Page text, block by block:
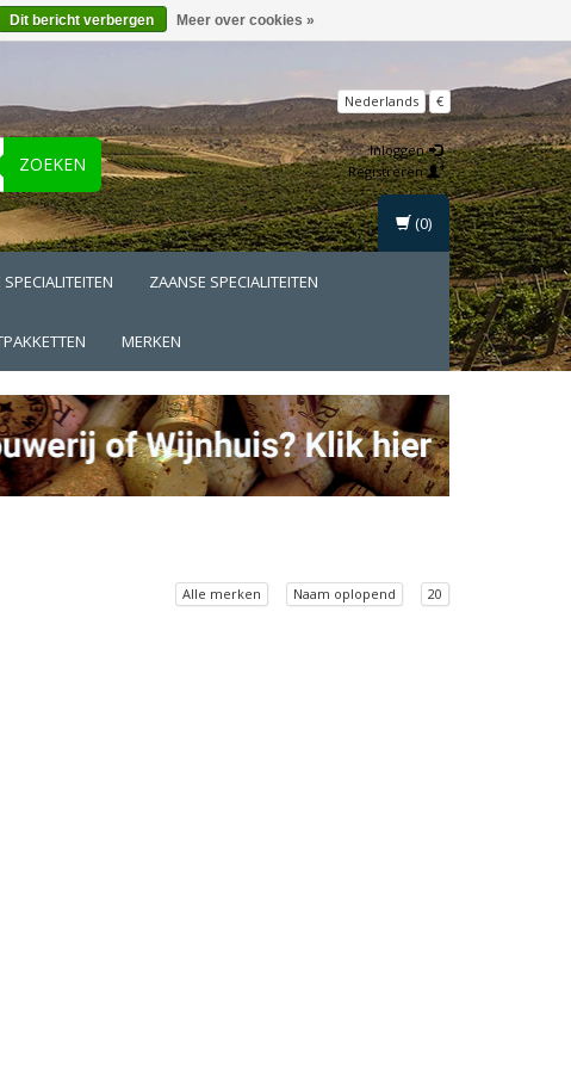
ZOEKEN
Nederlands €
Inloggen
Registreren
ZAANSE SPECIALITEITEN
MERKEN
(0)
Alle merken Naam oplopend 20
Dit bericht verbergen Meer over cookies »